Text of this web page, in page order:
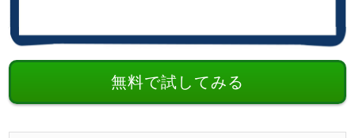
無料で試してみる